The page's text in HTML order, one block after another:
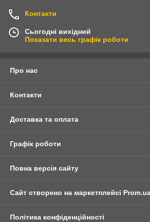
Контакти
Сьогодні вихідний
Показати весь графік роботи
Про нас
Контакти
Доставка та оплата
Графік роботи
Повна версія сайту
Сайт створено на маркетплейсі
Політика конфіденційності